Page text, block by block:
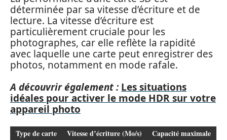
déterminée par sa vitesse d’écriture et de
lecture. La vitesse d’écriture est
particulièrement cruciale pour les
photographes, car elle reflète la rapidité
avec laquelle une carte peut enregistrer des
photos, notamment en mode rafale.
A découvrir également : Les situations
idéales pour activer le mode HDR sur votre
appareil photo
Type de carte Vitesse d’écriture (Mo/s) Capacité maximale